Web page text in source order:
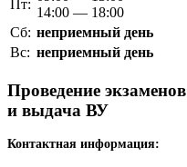
Пт:
14:00 — 18:00
Сб: неприемный день
Вс: неприемный день
Проведение
и выдача ВУ
Контактная информация: